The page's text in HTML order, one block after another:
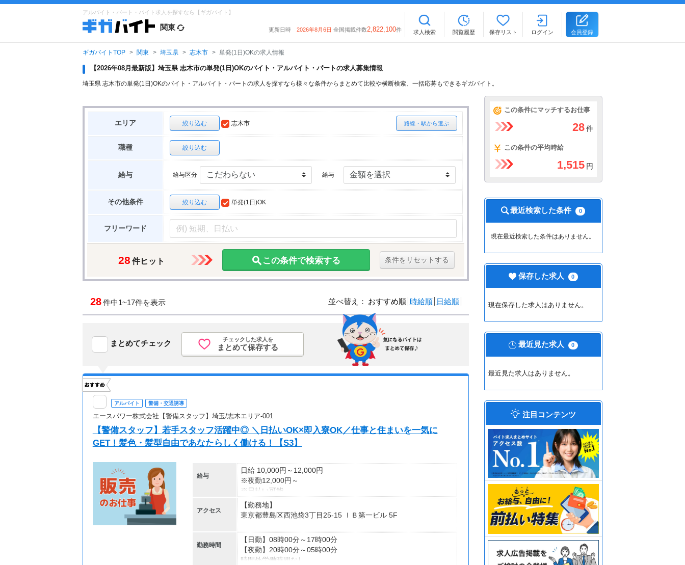
アルバイト・パート・バイト求人を探すなら【ギガバイト】
関東 更新日時 2026年8月6日 全国掲載件数2,822,100件 求人検索 閲覧履歴 保存リスト ログイン 会員登録
ギガバイトTOP 関東 埼玉県 志木市 単発(1日)OKの求人情報
【2026年08月最新版】埼玉県 志木市の単発(1日)OKのバイト・アルバイト・パートの求人募集情報
埼玉県 志木市の単発(1日)OKのバイト・アルバイト・パートの求人を探すなら様々な条件からまとめて比較や横断検索、一括応募もできるギガバイト。
エリア 絞り込む 路線・駅から選ぶ
志木市
職種 絞り込む
給与 給与区分 給与
その他条件 絞り込む 単発(1日)OK
フリーワード
28 件ヒット この条件で検索する 条件をリセットする
28件中1~17件を表示 並べ替え： おすすめ順 時給順 日給順
まとめてチェック チェックした求人を
まとめて保存する
アルバイト 警備・交通誘導
エースパワー株式会社【警備スタッフ】埼玉/志木エリア-001
【警備スタッフ】若手スタッフ活躍中◎ ＼日払いOK×即入寮OK／仕事と住まいを一気に
GET！髪色・髪型自由であなたらしく働ける！【S3】
給与
日給 10,000円～12,000円
※夜勤12,000円～
※日払い可能
アクセス
【勤務地】
東京都豊島区西池袋3丁目25-15 ＩＢ第一ビル 5F
＊アクセス
JR各線「池袋」駅から徒歩5分
勤務時間
【日勤】08時00分～17時00分
【夜勤】20時00分～05時00分
時間外労働時間なし
この条件にマッチするお仕事
28 件
この条件の平均時給
1,515 円
最近検索した条件 0
現在最近検索した条件はありません。
保存した求人 0
現在保存した求人はありません。
最近見た求人 0
最近見た求人はありません。
注目コンテンツ